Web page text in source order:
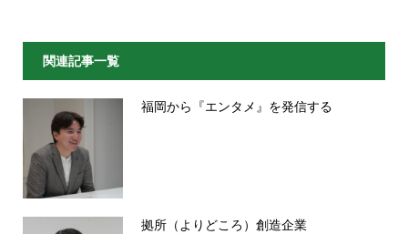
関連記事一覧
福岡から『エンタメ』を発信する
拠所（よりどころ）創造企業